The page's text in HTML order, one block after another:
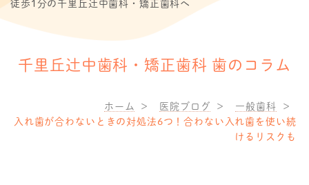
徒歩1分の千里丘辻中歯科・矯正歯科へ
千里丘辻中歯科・矯正歯科 歯のコラム
ホーム 医院ブログ
一般歯科
入れ歯が合わないときの対処法6つ！合わない入れ歯を使い続
けるリスクも